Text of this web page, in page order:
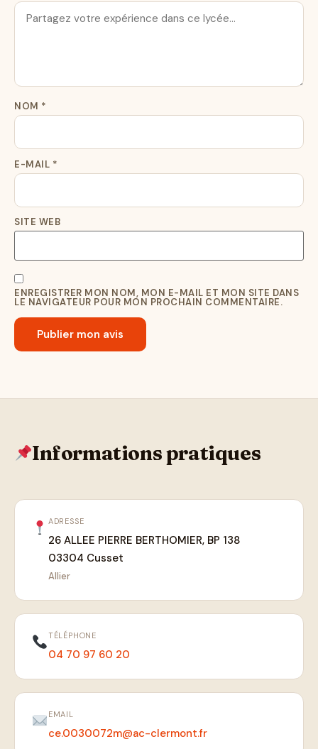
NOM *
E-MAIL *
SITE WEB
ENREGISTRER MON NOM, MON E-MAIL ET MON SITE DANS
LE NAVIGATEUR POUR MON PROCHAIN COMMENTAIRE.
Informations pratiques
ADRESSE
26 ALLEE PIERRE BERTHOMIER, BP 138
03304 Cusset
Allier
TÉLÉPHONE
04 70 97 60 20
EMAIL
ce.0030072m@ac-clermont.fr